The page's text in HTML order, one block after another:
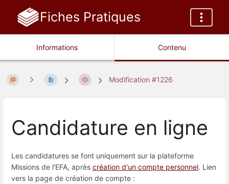
Fiches Pratiques
Informations Contenu
Modification #1226
Candidature en ligne
Les candidatures se font uniquement sur la plateforme
Missions de l'EFA, après création d'un compte personnel. Lien
vers la page de création de compte :